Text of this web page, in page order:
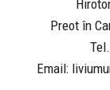
Preot în
Email: